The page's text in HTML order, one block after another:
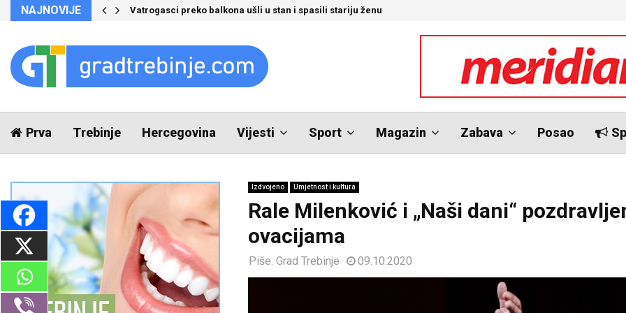
NAJNOVIJE Vatrogasci preko balkona ušli u stan i spasili stariju ženu
Prva Trebinje Hercegovina Vijesti Sport Magazin Zabava Posao
Izdvojeno Umjetnost i kultura
Rale Milenković i „Naši dani“
ovacijama
Piše: Grad Trebinje 09.10.2020